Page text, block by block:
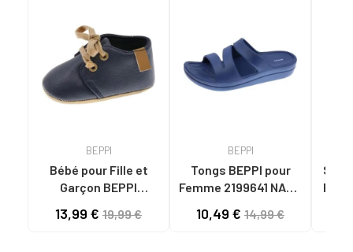
BEPPI
Bébé pour Fille et
Garçon BEPPI
13,99 € 19,99 €
BEPPI
Tongs BEPPI pour
Femme 2199641 NAVY
10,49 € 14,99 €